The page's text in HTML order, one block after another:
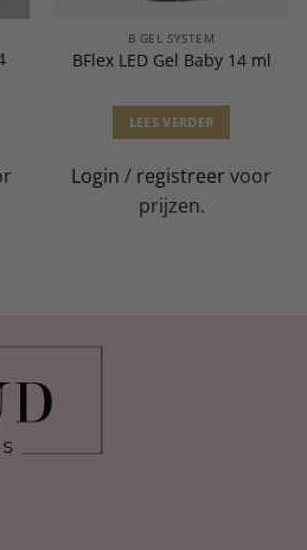
B GEL SYSTEM
BFlex LED Gel Baby 14 ml
LEES VERDER
Login / registreer voor
prijzen.